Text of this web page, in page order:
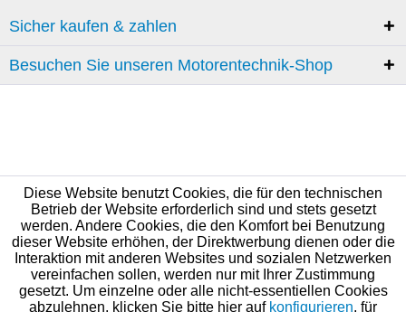
Sicher kaufen & zahlen
Besuchen Sie unseren Motorentechnik-Shop
Diese Website benutzt Cookies, die für den technischen
Betrieb der Website erforderlich sind und stets gesetzt
werden. Andere Cookies, die den Komfort bei Benutzung
dieser Website erhöhen, der Direktwerbung dienen oder die
Interaktion mit anderen Websites und sozialen Netzwerken
vereinfachen sollen, werden nur mit Ihrer Zustimmung
gesetzt. Um einzelne oder alle nicht-essentiellen Cookies
abzulehnen, klicken Sie bitte hier auf konfigurieren, für